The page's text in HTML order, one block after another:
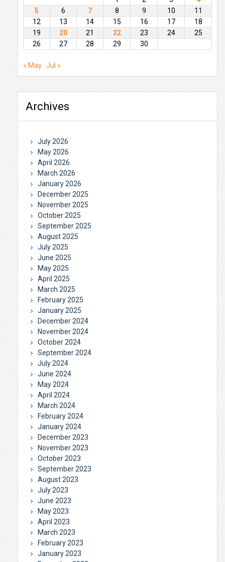
5
6 7 8 9 10
11
12
13 14 15 16 17
18
19
20 21 22 23 24
25
26
27 28 29 30
« May Jul »
Archives
July 2026
May 2026
April 2026
March 2026
January 2026
December 2025
November 2025
October 2025
September 2025
August 2025
July 2025
June 2025
May 2025
April 2025
March 2025
February 2025
January 2025
December 2024
November 2024
October 2024
September 2024
July 2024
June 2024
May 2024
April 2024
March 2024
February 2024
January 2024
December 2023
November 2023
October 2023
September 2023
August 2023
July 2023
June 2023
May 2023
April 2023
March 2023
February 2023
January 2023